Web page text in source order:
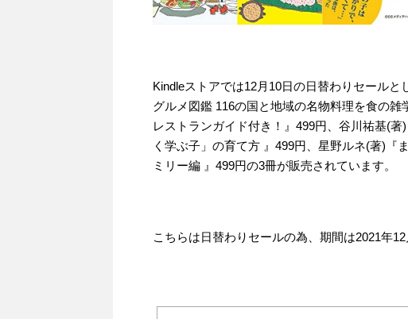
Kindleストアでは12月10日の日替わりセール
グルメ図鑑 116の国と地域の名物料理を食の
レストランガイド付き！』499円、谷川祐基(
く学ぶ子」の育て方 』499円、星野ルネ(著)
ミリー編 』499円の3冊が販売されています。
こちらは日替わりセールの為、期間は2021年12